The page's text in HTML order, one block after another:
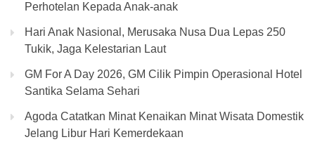
Perhotelan Kepada Anak-anak
Hari Anak Nasional, Merusaka Nusa Dua Lepas 250
Tukik, Jaga Kelestarian Laut
GM For A Day 2026, GM Cilik Pimpin Operasional Hotel
Santika Selama Sehari
Agoda Catatkan Minat Kenaikan Minat Wisata Domestik
Jelang Libur Hari Kemerdekaan